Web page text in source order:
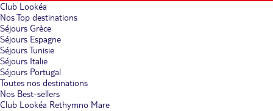
Club Lookéa
Nos Top destinations
Séjours Grèce
Séjours Espagne
Séjours Tunisie
Séjours Italie
Séjours Portugal
Toutes nos destinations
Nos Best-sellers
Club Lookéa Rethymno Mare